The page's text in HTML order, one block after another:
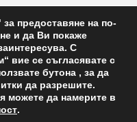
изпит (Катедра:
и газ) на 19-и септември
предоставяне на по-
и да Ви покаже
С
вие се съгласявате с
бутона , за да
да разрешите.
можете да намерите в
.